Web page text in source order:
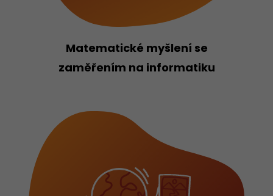
Matematické myšlení se
zaměřením na informatiku